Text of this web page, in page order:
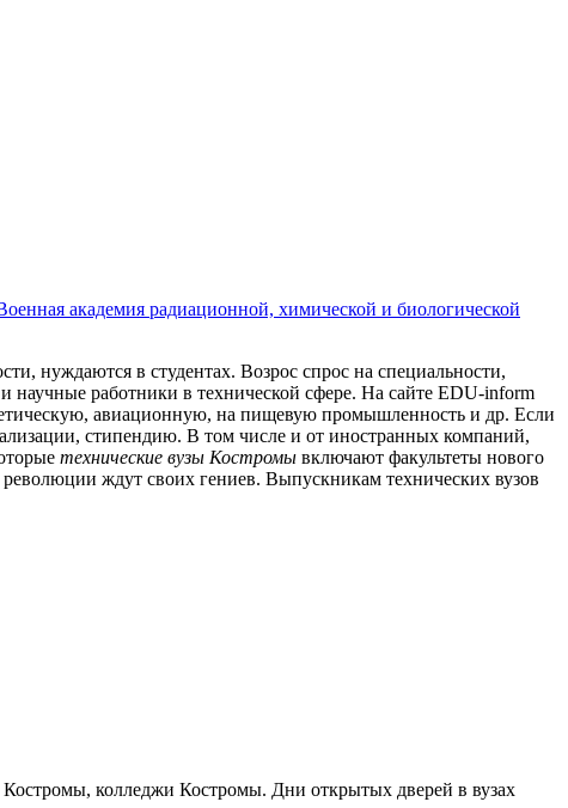
академия радиационной, химической и биологической
нуждаются в студентах. Возрос спрос на специальности,
работники в технической сфере. На сайте EDU-inform
авиационную, на пищевую промышленность и др. Если
стипендию. В том числе и от иностранных компаний,
технические вузы Костромы включают факультеты нового
ждут своих гениев. Выпускникам технических вузов
колледжи Костромы. Дни открытых дверей в вузах